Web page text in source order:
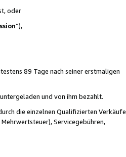
oder
“),
89 Tage nach seiner erstmaligen
und von ihm bezahlt.
die einzelnen Qualifizierten Verkäufe
Servicegebühren,